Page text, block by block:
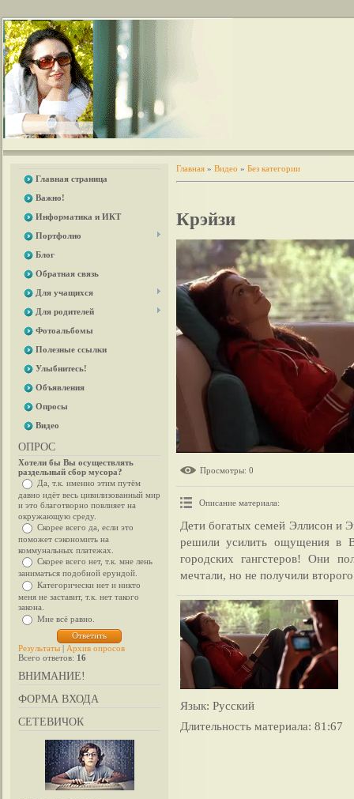
Главная страница
Важно!
Информатика и ИКТ
Портфолио
Блог
Обратная связь
Для учащихся
Для родителей
Фотоальбомы
Полезные ссылки
Улыбнитесь!
Объявления
Опросы
Видео
ОПРОС
Хотели бы Вы осуществлять
раздельный сбор мусора?
Да, т.к. именно этим путём
давно идёт весь цивилизованный мир
и это благотворно повлияет на
окружающую среду.
Скорее всего да, если это
поможет сэкономить на
коммунальных платежах.
Скорее всего нет, т.к. мне лень
заниматься подобной ерундой.
Категорически нет и никто
меня не заставит, т.к. нет такого
закона.
Мне всё равно.
Результаты | Архив опросов
Всего ответов: 16
ВНИМАНИЕ!
ФОРМА ВХОДА
СЕТЕВИЧОК
Главная » Видео » Без категории
Крэйзи
Просмотры: 0
Описание материала:
Дети богатых семей Эллисон и
решили усилить ощущения в
городских гангстеров! Они
мечтали, но не получили
Язык: Русский
Длительность материала: 81:67